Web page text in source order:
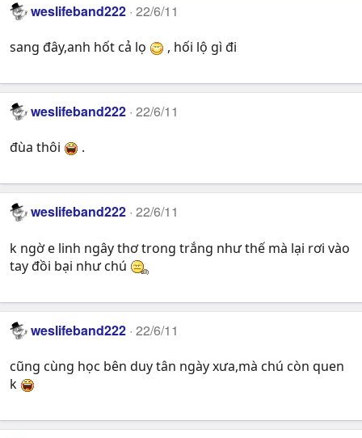
weslifeband222 22/6/11
sang đây,anh hốt cả lọ , hối lộ gì đi
weslifeband222 22/6/11
đùa thôi .
weslifeband222 22/6/11
k ngờ e linh ngây thơ trong trắng như thế mà lại rơi vào
tay đồi bại như chú
weslifeband222 22/6/11
cũng cùng học bên duy tân ngày xưa,mà chú còn quen
k